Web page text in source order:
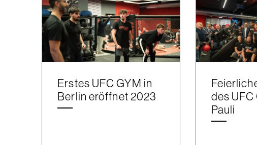
Erstes UFC GYM in
Berlin eröffnet 2023
des UFC
Pauli